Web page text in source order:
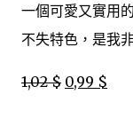
一個可愛又實用
不失特色，是我
1,02 $ 0,99 $